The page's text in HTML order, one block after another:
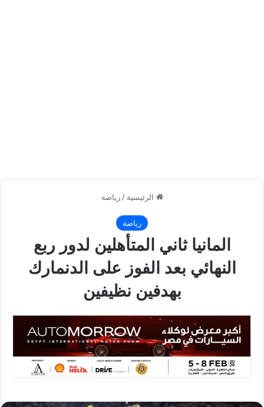
الرئيسية / رياضة
رياضة
المانيا ثاني المتأهلين لدور ربع
النهائي بعد الفوز على الدنمارك
بهدفين نظيفين